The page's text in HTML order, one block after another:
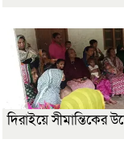
দিরাইয়ে সীমান্তিকের